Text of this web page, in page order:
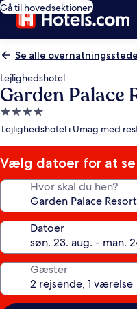
Gå til hovedsektionen
Se alle
Lejlighedshotel
Garden Palace
4.0-
stjernet
Lejlighedshotel i Umag med
Vælg datoer for at se
Hvor skal du hen?
Datoer
Gæster